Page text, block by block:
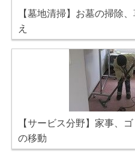
【墓地清掃】お墓の掃除
え
【サービス分野】家事、
の移動